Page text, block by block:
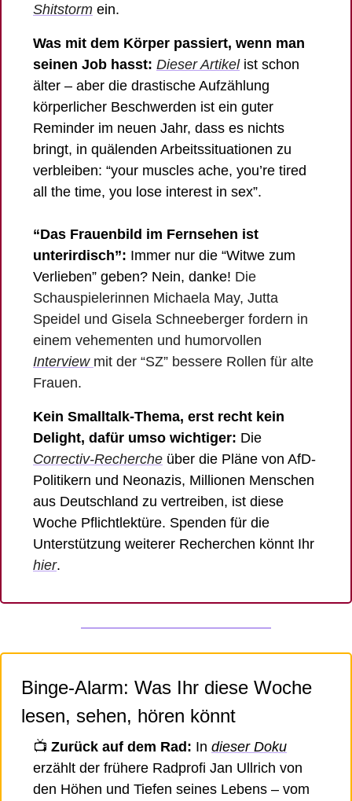
Shitstorm ein.
Was mit dem Körper passiert, wenn man
seinen Job hasst: Dieser Artikel ist schon
älter – aber die drastische Aufzählung
körperlicher Beschwerden ist ein guter
Reminder im neuen Jahr, dass es nichts
bringt, in quälenden Arbeitssituationen zu
verbleiben: “your muscles ache, you’re tired
all the time, you lose interest in sex”.
“Das Frauenbild im Fernsehen ist
unterirdisch”: Immer nur die “Witwe zum
Verlieben” geben? Nein, danke! Die
Schauspielerinnen Michaela May, Jutta
Speidel und Gisela Schneeberger fordern in
Interview mit der “SZ” bessere Rollen für alte
Frauen.
Kein Smalltalk-Thema, erst recht kein
Delight, dafür umso wichtiger:
Correctiv-Recherche über die Pläne von AfD-
Politikern und Neonazis, Millionen Menschen
aus Deutschland zu vertreiben, ist diese
Woche Pflichtlektüre. Spenden für die
hier.
Binge-Alarm: Was Ihr diese Woche
lesen, sehen, hören könnt
📺 Zurück auf dem Rad: In dieser Doku
erzählt der frühere Radprofi Jan Ullrich von
den Höhen und Tiefen seines Lebens – vom